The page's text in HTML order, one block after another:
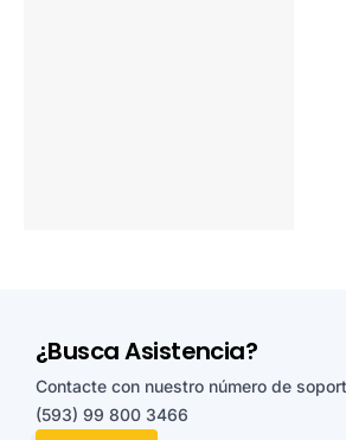
¿Busca Asistencia?
Contacte con nuestro número de
(593) 99 800 3466